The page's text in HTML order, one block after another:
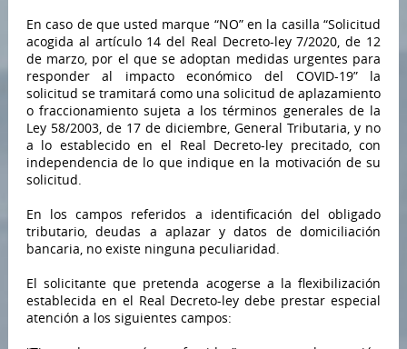
En caso de que usted marque “NO” en la casilla “Solicitud
acogida al artículo 14 del Real Decreto-ley 7/2020, de 12
de marzo, por el que se adoptan medidas urgentes para
responder al impacto económico del COVID-19” la
solicitud se tramitará como una solicitud de aplazamiento
o fraccionamiento sujeta a los términos generales de la
Ley 58/2003, de 17 de diciembre, General Tributaria, y no
a lo establecido en el Real Decreto-ley precitado, con
independencia de lo que indique en la motivación de su
solicitud.
En los campos referidos a identificación del obligado
tributario, deudas a aplazar y datos de domiciliación
bancaria, no existe ninguna peculiaridad.
El solicitante que pretenda acogerse a la flexibilización
establecida en el Real Decreto-ley debe prestar especial
atención a los siguientes campos: